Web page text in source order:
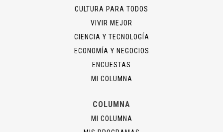
CULTURA PARA TODOS
VIVIR MEJOR
CIENCIA Y TECNOLOGÍA
ECONOMÍA Y NEGOCIOS
ENCUESTAS
MI COLUMNA
COLUMNA
MI COLUMNA